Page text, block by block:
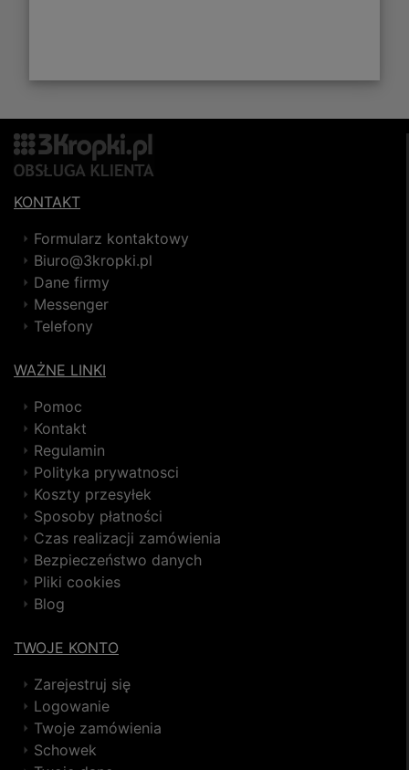
KONTAKT
Formularz kontaktowy
Biuro@3kropki.pl
Dane firmy
Messenger
Telefony
WAŻNE LINKI
Pomoc
Kontakt
Regulamin
Polityka prywatnosci
Koszty przesyłek
Sposoby płatności
Czas realizacji zamówienia
Bezpieczeństwo danych
Pliki cookies
Blog
TWOJE KONTO
Zarejestruj się
Logowanie
Twoje zamówienia
Schowek